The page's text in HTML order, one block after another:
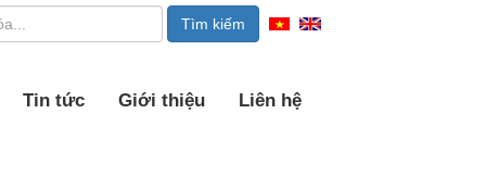
Tin tức Giới thiệu Liên hệ